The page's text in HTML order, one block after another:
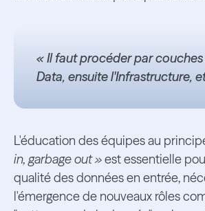
« Il faut procéder par
Data, ensuite l'Infrastructure,
L'éducation des équipes au
in, garbage out »est essentielle
qualité des données en entrée,
l'émergence de nouveaux rôles